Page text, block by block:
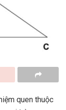
quen thuộc